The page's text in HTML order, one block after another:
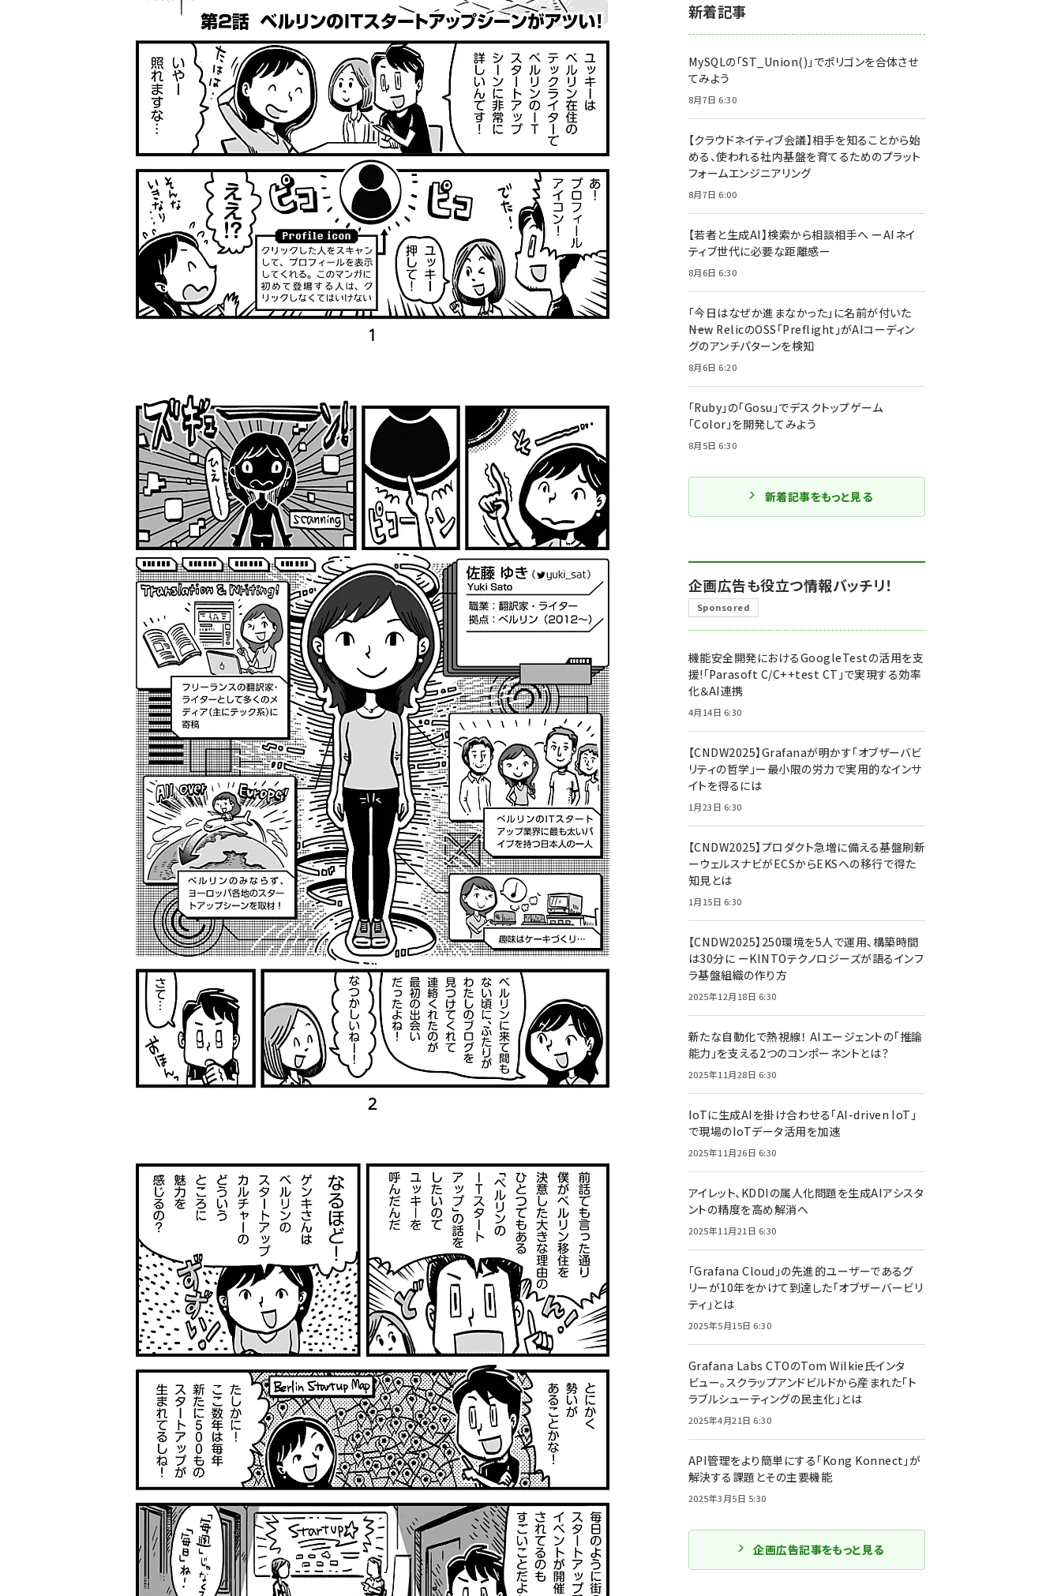
新着記事
MySQLの「ST_Union()」でポリゴンを合体させ
てみよう
8月7日 6:30
【クラウドネイティブ会議】相手を知ることから始
める、使われる社内基盤を育てるためのプラット
フォームエンジニアリング
8月7日 6:00
【若者と生成AI】検索から相談相手へ ーAIネイ
ティブ世代に必要な距離感ー
8月6日 6:30
「今日はなぜか進まなかった」に名前が付いた
――New RelicのOSS「Preflight」がAIコーディン
グのアンチパターンを検知
8月6日 6:20
「Ruby」の「Gosu」でデスクトップゲーム
「Color」を開発してみよう
8月5日 6:30
新着記事をもっと見る
企画広告も役立つ情報バッチリ！
Sponsored
機能安全開発におけるGoogleTestの活用を支
援!「Parasoft C/C++test CT」で実現する効率
化＆AI連携
4月14日 6:30
【CNDW2025】Grafanaが明かす「オブザーバビ
リティの哲学」ー最小限の労力で実用的なインサ
イトを得るには
1月23日 6:30
【CNDW2025】プロダクト急増に備える基盤刷新
ーウェルスナビがECSからEKSへの移行で得た
知見とは
1月15日 6:30
【CNDW2025】250環境を5人で運用、構築時間
は30分に ーKINTOテクノロジーズが語るインフ
ラ基盤組織の作り方
2025年12月18日 6:30
新たな自動化で熱視線！ AIエージェントの「推論
能力」を支える2つのコンポーネントとは？
2025年11月28日 6:30
IoTに生成AIを掛け合わせる「AI-driven IoT」
で現場のIoTデータ活用を加速
2025年11月26日 6:30
アイレット、KDDIの属人化問題を生成AIアシスタ
ントの精度を高め解消へ
2025年11月21日 6:30
「Grafana Cloud」の先進的ユーザーであるグ
リーが10年をかけて到達した「オブザーバービリ
ティ」とは
2025年5月15日 6:30
Grafana Labs CTOのTom Wilkie氏インタ
ビュー。スクラップアンドビルドから産まれた「ト
ラブルシューティングの民主化」とは
2025年4月21日 6:30
API管理をより簡単にする「Kong Konnect」が
解決する課題とその主要機能
2025年3月5日 5:30
企画広告記事をもっと見る